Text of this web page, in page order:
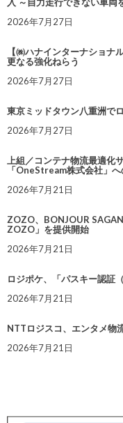
入 ～自力走行できない車両
2026年7月27日
【㈱ハナインターナショ
更なる強化ねらう
2026年7月27日
東京ミッドタウン八重洲で
2026年7月27日
上組／コンテナ物流最適化
「OneStream株式会社」
2026年7月21日
ZOZO、BONJOUR
ZOZO」を提供開始
2026年7月21日
ロジポケ、「パスキー認証
2026年7月21日
NTTロジスコ、エンタメ物
2026年7月21日